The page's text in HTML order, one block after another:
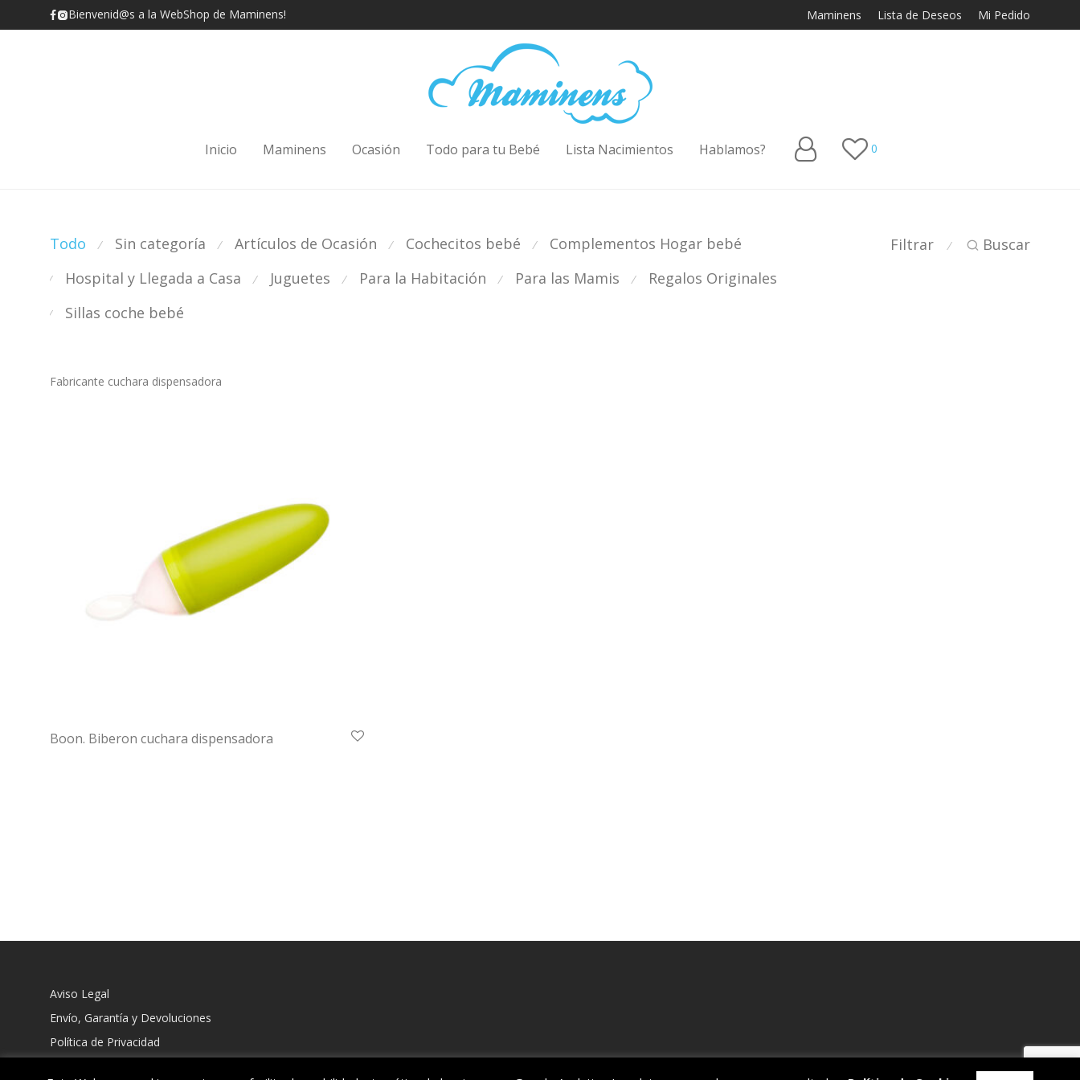
Bienvenid@s a la WebShop de Maminens! Maminens Lista de Deseos Mi Pedido
Inicio Maminens Ocasión Todo para tu Bebé Lista Nacimientos Hablamos? 0
Filtrar ⁄ Buscar
Todo ⁄ Sin categoría ⁄ Artículos de Ocasión ⁄ Cochecitos bebé ⁄ Complementos Hogar bebé
⁄ Hospital y Llegada a Casa ⁄ Juguetes ⁄ Para la Habitación ⁄ Para las Mamis ⁄ Regalos Originales
⁄ Sillas coche bebé
Fabricante cuchara dispensadora
Boon. Biberon cuchara dispensadora
Aviso Legal
Envío, Garantía y Devoluciones
Política de Privacidad